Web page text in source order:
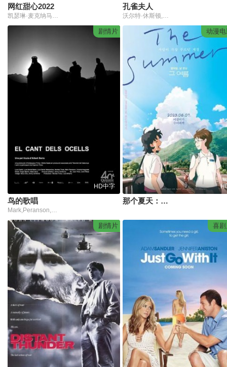
网红甜心2022 孔雀夫人
剧情片
HD中字
鸟的歌唱
Mark,Peranson,路易斯·卡尔博,Montse,Triola
动漫
那个夏天：剧场版
剧情片 喜